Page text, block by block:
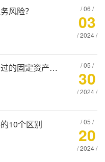
风险？ / 06 /
03
/ 2024 /
咸阳西安小规模销售自己使用过的固定资产按3%减按2%，还是3%减按1% / 05 /
30
/ 2024 /
10个区别 / 05 /
20
/ 2024 /